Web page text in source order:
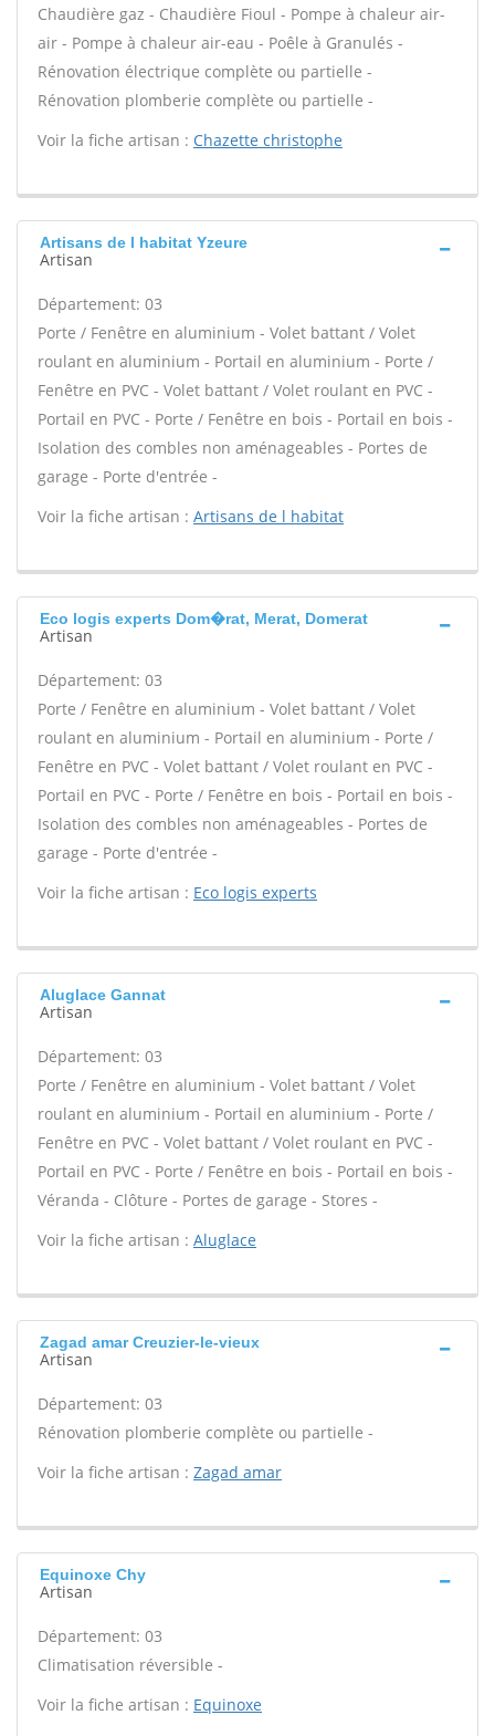
Chaudière gaz - Chaudière Fioul - Pompe à chaleur air-
air - Pompe à chaleur air-eau - Poêle à Granulés -
Rénovation électrique complète ou partielle -
Rénovation plomberie complète ou partielle -
Voir la fiche artisan : Chazette christophe
Artisans de l habitat Yzeure
Artisan
Département: 03
Porte / Fenêtre en aluminium - Volet battant / Volet
roulant en aluminium - Portail en aluminium - Porte /
Fenêtre en PVC - Volet battant / Volet roulant en PVC -
Portail en PVC - Porte / Fenêtre en bois - Portail en bois -
Isolation des combles non aménageables - Portes de
garage - Porte d'entrée -
Voir la fiche artisan : Artisans de l habitat
Eco logis experts Dom�rat, Merat, Domerat
Artisan
Département: 03
Porte / Fenêtre en aluminium - Volet battant / Volet
roulant en aluminium - Portail en aluminium - Porte /
Fenêtre en PVC - Volet battant / Volet roulant en PVC -
Portail en PVC - Porte / Fenêtre en bois - Portail en bois -
Isolation des combles non aménageables - Portes de
garage - Porte d'entrée -
Voir la fiche artisan : Eco logis experts
Aluglace Gannat
Artisan
Département: 03
Porte / Fenêtre en aluminium - Volet battant / Volet
roulant en aluminium - Portail en aluminium - Porte /
Fenêtre en PVC - Volet battant / Volet roulant en PVC -
Portail en PVC - Porte / Fenêtre en bois - Portail en bois -
Véranda - Clôture - Portes de garage - Stores -
Voir la fiche artisan : Aluglace
Zagad amar Creuzier-le-vieux
Artisan
Département: 03
Rénovation plomberie complète ou partielle -
Voir la fiche artisan : Zagad amar
Equinoxe Chy
Artisan
Département: 03
Climatisation réversible -
Voir la fiche artisan : Equinoxe